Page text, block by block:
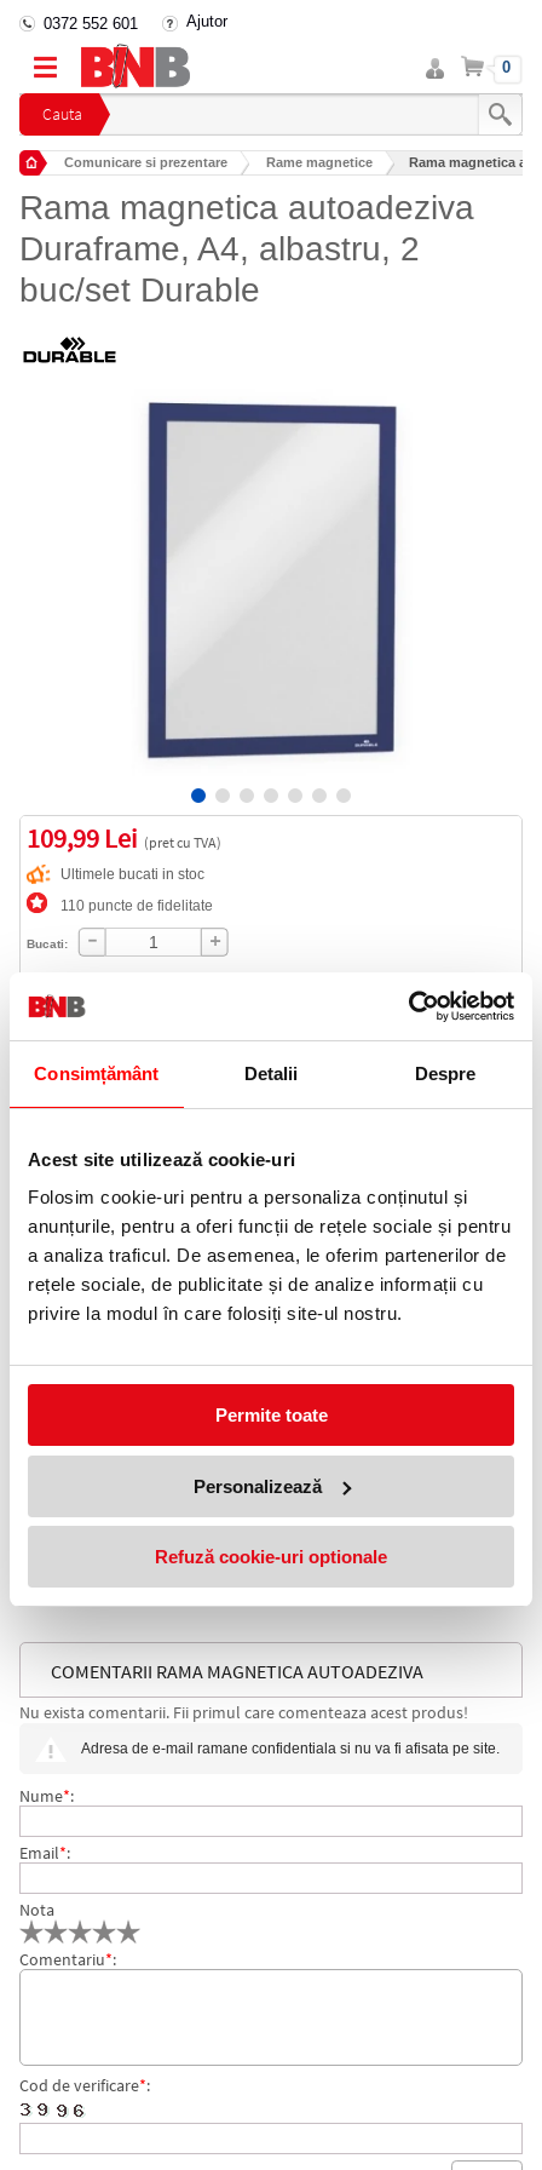
Consimțământ Detalii Despre
Acest site utilizează cookie-uri
Folosim cookie-uri pentru a personaliza conținutul și
anunțurile, pentru a oferi funcții de rețele sociale și pentru
a analiza traficul. De asemenea, le oferim partenerilor de
rețele sociale, de publicitate și de analize informații cu
privire la modul în care folosiți site-ul nostru.
Permite toate
Personalizează
Refuză cookie-uri optionale
Cauta
0372 552 601 Ajutor
Intra
in
cont
Cos 0
Comunicare si prezentare Rame magnetice Rama magnetica
Rama magnetica autoadeziva
Duraframe, A4, albastru, 2
buc/set Durable
109,99 Lei (pret cu TVA)
Ultimele bucati in stoc
110 puncte de fidelitate
Bucati:
Informatii livrare
Telefon:
Modul profesional de afișare.
Ramă magnetică autoadezivă DURAFRAME® este soluția ideală
pentru afișarea informațiilor pe suprafețe solide și netede.
magnetic rabatabil
• Ușor de atașat la suprafețe solide și netede;
documentelor în format A4, de ex. identificare cameră,
• Când se aplică pe sticlă, informațiile pot fi citite din ambele părți.
• Pentru utilizare în format portret și peisaj
• Dimensiuni externe: 236 x 323 mm
• Tip de montare: autoadeziv
• Ambalare: 2 buc/set
COMENTARII RAMA MAGNETICA AUTOADEZIVA
DURAFRAME, A4, ALBASTRU, 2 BUC/SET DURABLE
Nu exista comentarii. Fii primul care comenteaza acest produs!
Adresa de e-mail ramane confidentiala si nu va fi afisata pe site.
Nume*:
Email*:
Nota
Comentariu*:
Cod de verificare*: